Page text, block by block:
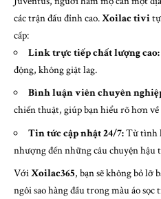
các trận đấu đỉnh cao.Xoilac tivi
cấp:
Link trực tiếp chất lượng cao:
động, không giật lag.
Bình luận viên chuyên
chiến thuật, giúp bạn hiểu rõ hơn về
Tin tức cập nhật 24/7:Từ tình
nhượng đến những câu chuyện
VớiXoilac365, bạn sẽ không bỏ lỡ
ngôi sao hàng đầu trong màu áo